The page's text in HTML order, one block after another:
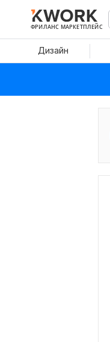
ФРИЛАНС МАРКЕТПЛЕЙС
Дизайн